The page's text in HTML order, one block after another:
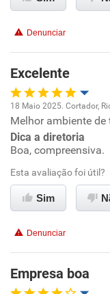
Denunciar
Excelente
Oportunidade de
Ambiente de trabalho
Conciliação com a
Recomenda a
18 Maio 2025. Cortador,
Melhor ambiente
Dica a diretoria
Boa, compreensiva.
Esta avaliação foi útil?
Sim
Denunciar
Empresa boa